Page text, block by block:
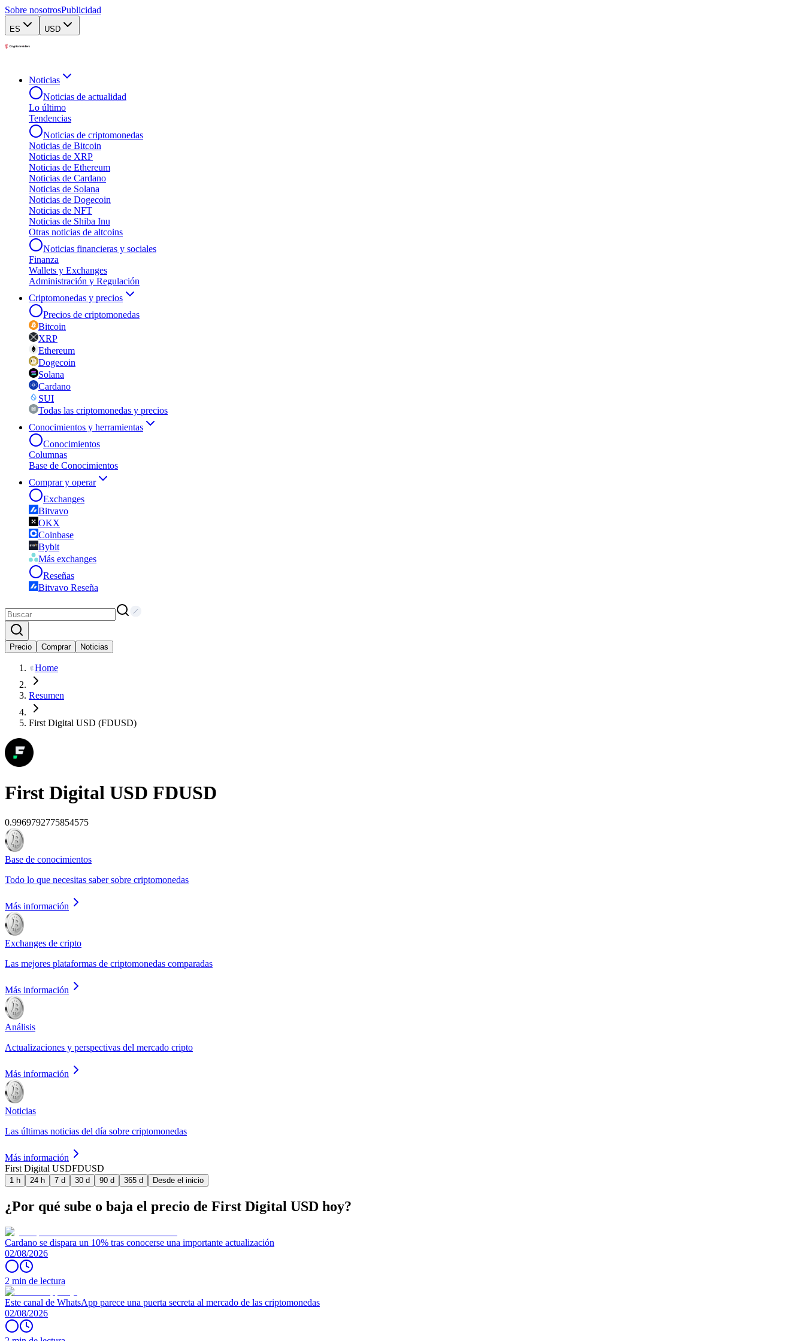
Sobre nosotrosPublicidad
ES USD
Noticias
Noticias de actualidad
Lo último
Tendencias
Noticias de criptomonedas
Noticias de Bitcoin
Noticias de XRP
Noticias de Ethereum
Noticias de Cardano
Noticias de Solana
Noticias de Dogecoin
Noticias de NFT
Noticias de Shiba Inu
Otras noticias de altcoins
Noticias financieras y sociales
Finanza
Wallets y Exchanges
Administración y Regulación
Criptomonedas y precios
Precios de criptomonedas
Bitcoin
XRP
Ethereum
Dogecoin
Solana
Cardano
SUI
Todas las criptomonedas y precios
Conocimientos y herramientas
Conocimientos
Columnas
Base de Conocimientos
Comprar y operar
Exchanges
Bitvavo
OKX
Coinbase
Bybit
Más exchanges
Reseñas
Bitvavo Reseña
Precio Comprar Noticias
Home
Resumen
First Digital USD (FDUSD)
First Digital USD FDUSD
0.9969792775854575
Base de conocimientos
Todo lo que necesitas saber sobre criptomonedas
Más información
Exchanges de cripto
Las mejores plataformas de criptomonedas comparadas
Más información
Análisis
Actualizaciones y perspectivas del mercado cripto
Más información
Noticias
Las últimas noticias del día sobre criptomonedas
Más información
First Digital USDFDUSD
1 h 24 h 7 d 30 d 90 d 365 d Desde el inicio
¿Por qué sube o baja el precio de First Digital USD hoy?
Cardano se dispara un 10% tras conocerse una importante actualización
02/08/2026
2 min de lectura
Este canal de WhatsApp parece una puerta secreta al mercado de las criptomonedas
02/08/2026